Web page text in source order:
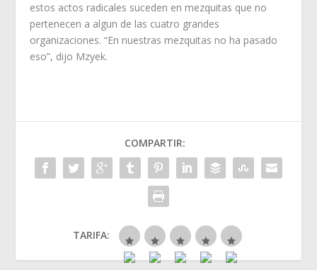
estos actos radicales suceden en mezquitas que no
pertenecen a algun de las cuatro grandes
organizaciones. “En nuestras mezquitas no ha pasado
eso”, dijo Mzyek.
COMPARTIR:
TARIFA: